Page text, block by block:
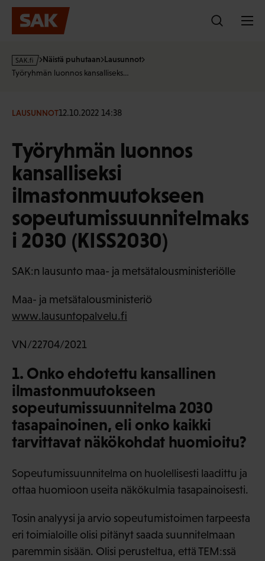
Hyppää
sisältöön
s
a
f
Näistä puhutaan Lausunnot
Työryhmän luonnos kansalliseks…
LAUSUNNOT12.10.2022 14:38
Työryhmän luonnos
kansalliseksi
ilmastonmuutokseen
sopeutumissuunnitelmaks
i 2030 (KISS2030)
SAK:n lausunto maa- ja metsätalousministeriölle
Maa- ja metsätalousministeriö
www.lausuntopalvelu.fi
VN/22704/2021
1. Onko ehdotettu kansallinen
ilmastonmuutokseen
sopeutumissuunnitelma 2030
tasapainoinen, eli onko kaikki
tarvittavat näkökohdat huomioitu?
Sopeutumissuunnitelma on huolellisesti laadittu ja
ottaa huomioon useita näkökulmia tasapainoisesti.
Tosin analyysi ja arvio sopeutumistoimen tarpeesta
eri toimialoille olisi pitänyt saada suunnitelmaan
paremmin sisään. Olisi perusteltua, että TEM:ssä